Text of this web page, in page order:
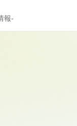
報-